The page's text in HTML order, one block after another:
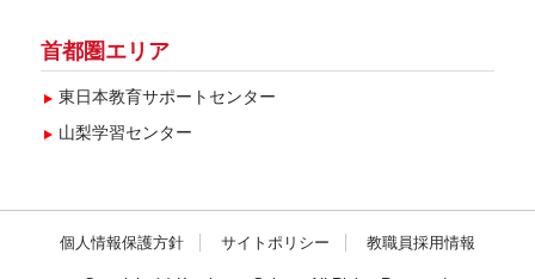
首都圏エリア
東日本教育サポートセンター
山梨学習センター
個人情報保護方針 サイトポリシー 教職員採用情報